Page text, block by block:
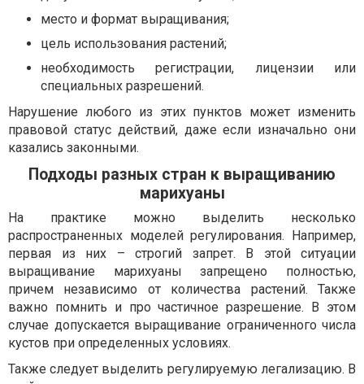
место и формат выращивания;
цель использования растений;
необходимость регистрации, лицензии или
специальных разрешений.
Нарушение любого из этих пунктов может изменить
правовой статус действий, даже если изначально они
казались законными.
Подходы разных стран к выращиванию
марихуаны
На практике можно выделить несколько
распространенных моделей регулирования. Например,
первая из них – строгий запрет. В этой ситуации
выращивание марихуаны запрещено полностью,
причем независимо от количества растений. Также
важно помнить и про частичное разрешение. В этом
случае допускается выращивание ограниченного числа
кустов при определенных условиях.
Также следует выделить регулируемую легализацию. В